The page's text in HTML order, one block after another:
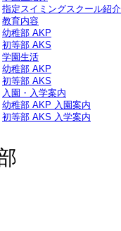
指定スイミングスクール紹介
教育内容
幼稚部 AKP
初等部 AKS
学園生活
幼稚部 AKP
初等部 AKS
入園・入学案内
幼稚部 AKP 入園案内
初等部 AKS 入学案内